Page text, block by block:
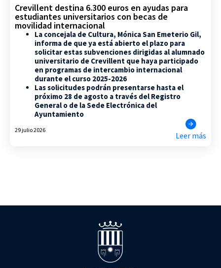
Crevillent destina 6.300 euros en ayudas para
estudiantes universitarios con becas de
movilidad internacional
La concejala de Cultura, Mónica San Emeterio Gil,
informa de que ya está abierto el plazo para
solicitar estas subvenciones dirigidas al alumnado
universitario de Crevillent que haya participado
en programas de intercambio internacional
durante el curso 2025-2026
Las solicitudes podrán presentarse hasta el
próximo 28 de agosto a través del Registro
General o de la Sede Electrónica del
Ayuntamiento
29 julio 2026
Leer más